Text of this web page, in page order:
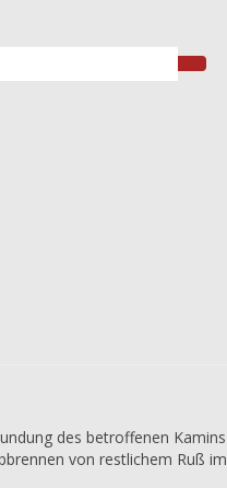
des betroffenen Kamins
von restlichem Ruß im